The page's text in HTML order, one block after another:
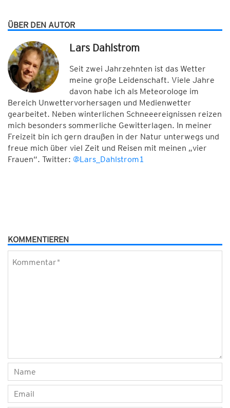
ÜBER DEN AUTOR
Lars Dahlstrom
Seit zwei Jahrzehnten ist das Wetter
meine große Leidenschaft. Viele Jahre
davon habe ich als Meteorologe im
Bereich Unwettervorhersagen und Medienwetter
gearbeitet. Neben winterlichen Schneeereignissen reizen
mich besonders sommerliche Gewitterlagen. In meiner
Freizeit bin ich gern draußen in der Natur unterwegs und
freue mich über viel Zeit und Reisen mit meinen „vier
Frauen“. Twitter: @Lars_Dahlstrom1
KOMMENTIEREN